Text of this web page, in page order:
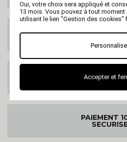
LIVRAISON
SATISFAIT
PAIEMENT
Oui, votre choix sera appliqué et
13 mois. Vous pouvez à tout
utilisant le lien "Gestion des cookies"
Accepter et